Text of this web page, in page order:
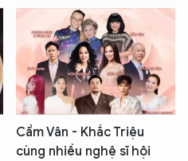
Cẩm Vân - Khắc Triệu
cùng nhiều nghệ sĩ hội